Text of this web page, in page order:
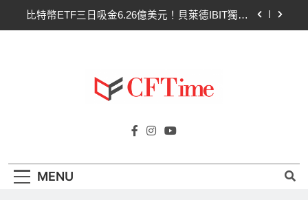
比特幣ETF三日吸金6.26億美元！貝萊德IBIT獨佔
以太幣區間壓縮！100日均線1,920成關鍵 期貨槓
桿比率逼近0.65
比特幣ETF三日吸金6.26億美元！貝萊德IBIT獨佔
CLARITY法案最後闖關！開發者免責與總統道德條
Cftime.io
AI（ChatGPT）、區塊鏈、NFT、加密貨
MENU